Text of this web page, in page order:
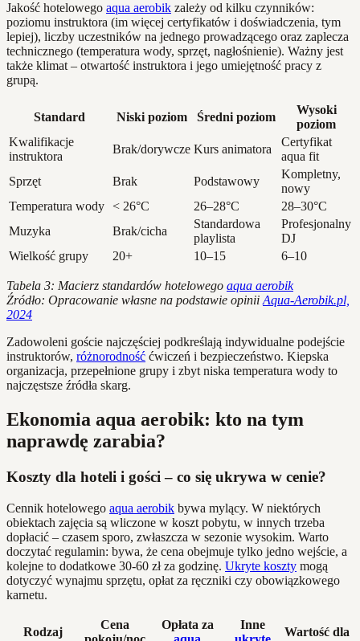
Jakość hotelowego aqua aerobik zależy od kilku czynników:
poziomu instruktora (im więcej certyfikatów i doświadczenia, tym
lepiej), liczby uczestników na jednego prowadzącego oraz zaplecza
technicznego (temperatura wody, sprzęt, nagłośnienie). Ważny jest
także klimat – otwartość instruktora i jego umiejętność pracy z
grupą.
Standard Niski poziom Średni poziom
Wysoki
poziom
Kwalifikacje
instruktora
Brak/dorywcze Kurs animatora
Certyfikat
aqua fit
Sprzęt
Brak Podstawowy
Kompletny,
nowy
Temperatura wody
< 26°C 26–28°C
28–30°C
Muzyka
Brak/cicha
Standardowa
playlista
Profesjonalny
DJ
Wielkość grupy
20+ 10–15 6–10
Tabela 3: Macierz standardów hotelowego aqua aerobik
Źródło: Opracowanie własne na podstawie opinii Aqua-Aerobik.pl,
2024
Zadowoleni goście najczęściej podkreślają indywidualne podejście
instruktorów, różnorodność ćwiczeń i bezpieczeństwo. Kiepska
organizacja, przepełnione grupy i zbyt niska temperatura wody to
najczęstsze źródła skarg.
Ekonomia aqua aerobik: kto na tym
naprawdę zarabia?
Koszty dla hoteli i gości – co się ukrywa w cenie?
Cennik hotelowego aqua aerobik bywa mylący. W niektórych
obiektach zajęcia są wliczone w koszt pobytu, w innych trzeba
dopłacić – czasem sporo, zwłaszcza w sezonie wysokim. Warto
doczytać regulamin: bywa, że cena obejmuje tylko jedno wejście, a
kolejne to dodatkowe 30-60 zł za godzinę. Ukryte koszty mogą
dotyczyć wynajmu sprzętu, opłat za ręczniki czy obowiązkowego
karnetu.
Rodzaj
Cena
Opłata za
Inne
Wartość dla